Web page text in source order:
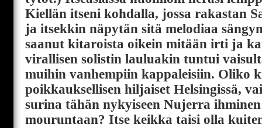
Kiellän itseni kohdalla, jossa rakastan
ja itsekkin näpytän sitä melodiaa
saanut kitaroista oikein mitään irti ja
virallisen solistin lauluakin tuntui
muihin vanhempiin kappaleisiin. Oliko
poikkauksellisen hiljaiset Helsingissä,
surina tähän nykyiseen Nujerra
mouruntaan? Itse keikka taisi olla